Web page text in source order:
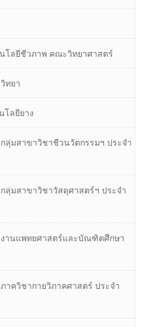
โลยีชีวภาพ คณะวิทยาศาสตร์
ทยา
โลยียาง
กลุ่มสาขาวิชาชีวนวัตกรรมฯ ประจํา
กลุ่มสาขาวิชาวัสดุศาสตร์ฯ ประจํา
งานแพทยศาสตร์และบัณฑิตศึกษา
ภาควิชากายวิภาคศาสตร์ ประจํา